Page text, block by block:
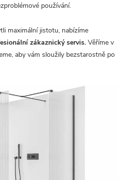
používání.
maximální jistotu, nabízíme
zákaznický servis. Věříme v
aby vám sloužily bezstarostně po